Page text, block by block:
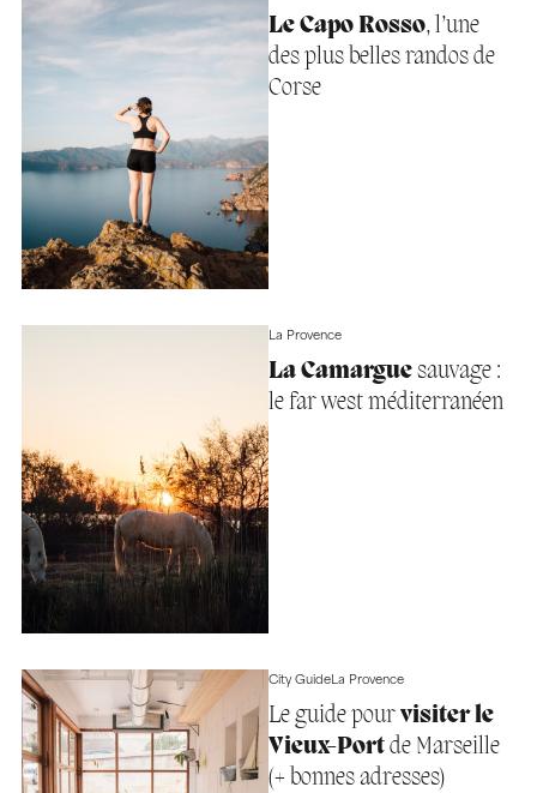
Le Capo Rosso, l’une
des plus belles randos de
Corse
La Provence
La Camarguesauvage :
le far west méditerranéen
City GuideLa Provence
Le guide pourvisiter le
Vieux-Portde Marseille
(+ bonnes adresses)